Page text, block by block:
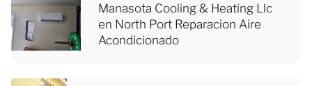
Manasota Cooling & Heating Llc
en North Port Reparacion Aire
Acondicionado